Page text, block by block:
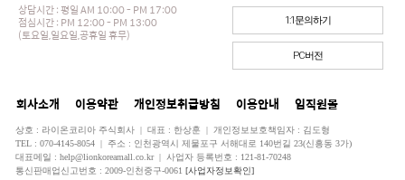
상담시간 : 평일 AM 10:00 - PM 17:00
점심시간 : PM 12:00 - PM 13:00
(토요일,일요일,공휴일 휴무)
1:1문의하기
PC버전
회사소개 이용약관 개인정보취급방침 이용안내 임직원몰
상호 : 라이온코리아 주식회사 | 대표 : 한상훈 | 개인정보보호책임자 : 김도형
TEL : 070-4145-8054 | 주소 : 인천광역시 제물포구 서해대로 140번길 23(신흥동 3가)
대표메일 : help@lionkoreamall.co.kr | 사업자 등록번호 : 121-81-70248
통신판매업신고번호 : 2009-인천중구-0061 [사업자정보확인]